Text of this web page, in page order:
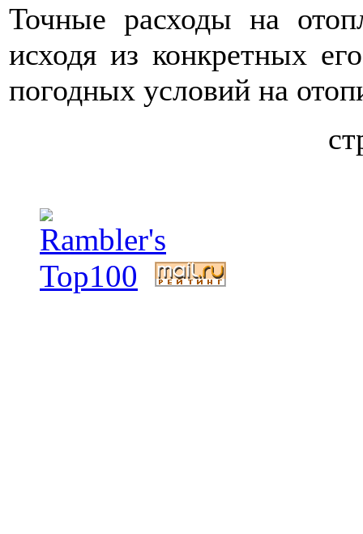
Точные расходы на
исходя из конкретных
погодных условий на